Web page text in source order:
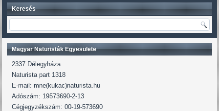
Keresés
Magyar Naturisták Egyesülete
2337 Délegyháza
Naturista part 1318
E-mail: mne(kukac)naturista.hu
Adószám: 19573690-2-13
Cégjegyzékszám: 00-19-573690